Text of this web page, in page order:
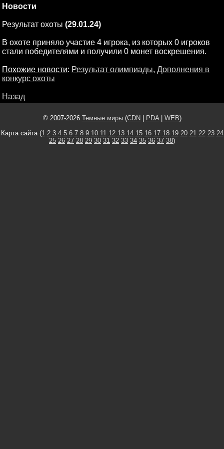
Новости
Результат охоты (29.01.24)
В охоте приняло участие 4 игрока, из которых 0 игроков
стали победителями и получили 0 монет воскрешения.
Похожие новости: Результат олимпиады, Дополнения в
конкурс охоты
Назад
© 2007-2026 Темные миры(CDN PDA| WEB)
Карта сайта (1 2 3 4 5 6 7 8 9 10 11 12 13 14 15 16 17 18 19 20 21 22 23 24
25 26 27 28 29 30 31 32 33 34 35 36 37 38)